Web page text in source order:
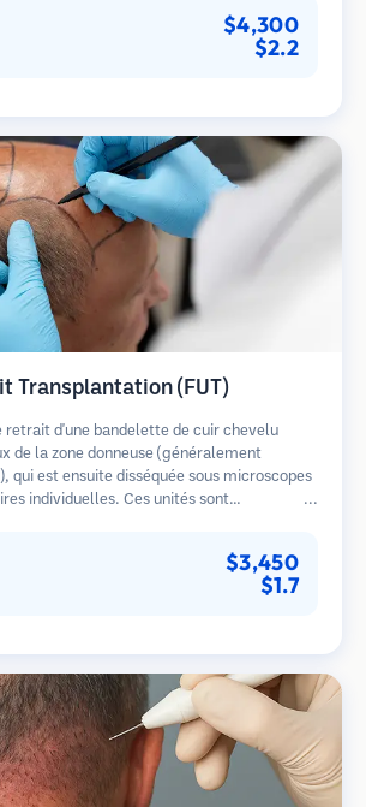
par rapport aux méthodes de prélèvement
$4,300
$2.2
Transplantation (FUT)
retrait d'une bandelette de cuir chevelu
de la zone donneuse (généralement
qui est ensuite disséquée sous microscopes
individuelles. Ces unités sont
$3,450
$1.7